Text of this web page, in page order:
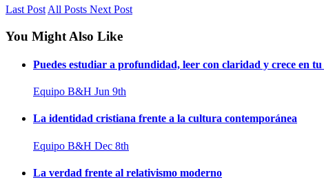
Last Post All Posts Next Post
You Might Also Like
Puedes estudiar a profundidad, leer con claridad y crece en
Equipo B&H Jun 9th
La identidad cristiana frente a la cultura contemporánea
Equipo B&H Dec 8th
La verdad frente al relativismo moderno